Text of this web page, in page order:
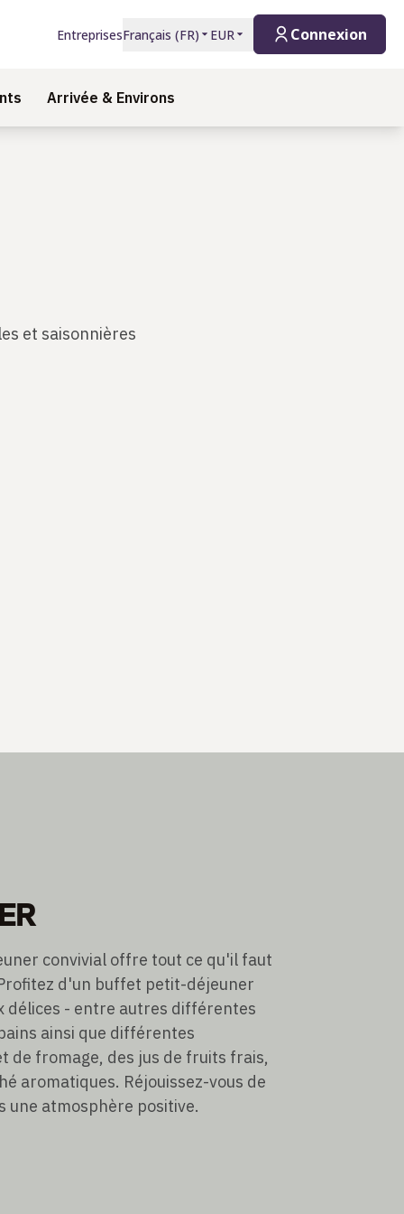
EntreprisesFrançais (FR) EUR Connexion
Arrivée & Environs
et saisonnières
convivial offre tout ce qu'il faut
d'un buffet petit-déjeuner
délices - entre autres différentes
ainsi que différentes
de fromage, des jus de fruits frais,
aromatiques. Réjouissez-vous de
une atmosphère positive.